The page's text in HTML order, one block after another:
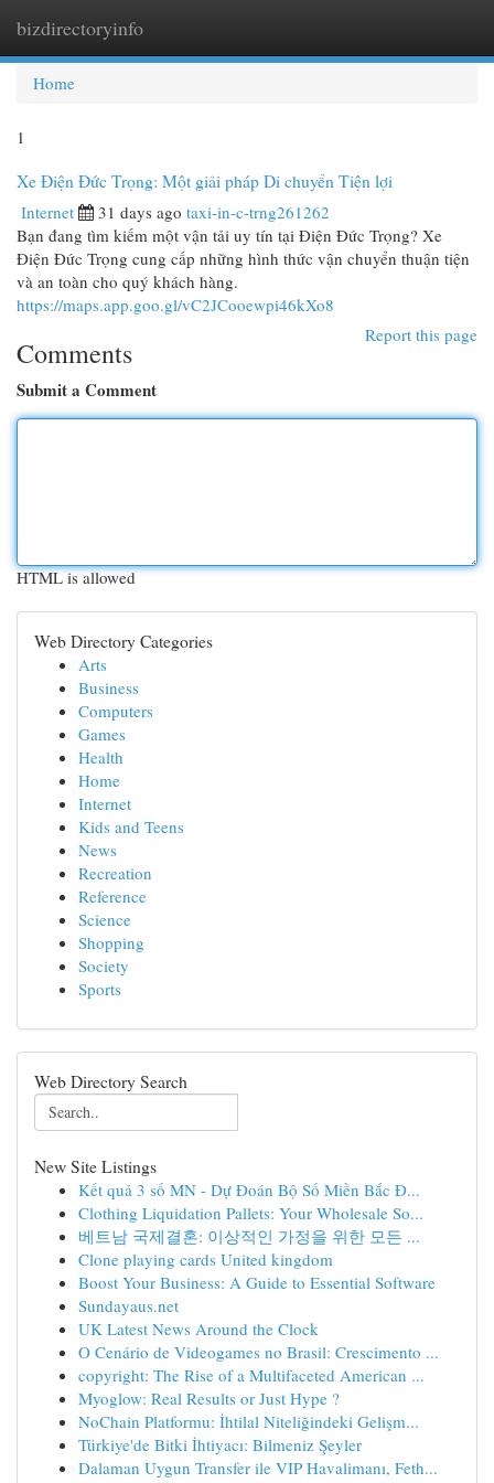
bizdirectoryinfo
Home
1
Xe Điện Đức Trọng: Một giải pháp Di chuyển Tiện lợi
Internet 31 days ago taxi-in-c-trng261262
Bạn đang tìm kiếm một vận tải uy tín tại Điện Đức Trọng? Xe
Điện Đức Trọng cung cấp những hình thức vận chuyển thuận tiện
và an toàn cho quý khách hàng.
https://maps.app.goo.gl/vC2JCooewpi46kXo8
Report this page
Comments
Submit a Comment
HTML is allowed
Web Directory Categories
Arts
Business
Computers
Games
Health
Home
Internet
Kids and Teens
News
Recreation
Reference
Science
Shopping
Society
Sports
Web Directory Search
New Site Listings
Kết quả 3 số MN - Dự Đoán Bộ Số Miền Bắc Đ...
Clothing Liquidation Pallets: Your Wholesale So...
베트남 국제결혼: 이상적인 가정을 위한 모든 ...
Clone playing cards United kingdom
Boost Your Business: A Guide to Essential Software
Sundayaus.net
UK Latest News Around the Clock
O Cenário de Videogames no Brasil: Crescimento ...
copyright: The Rise of a Multifaceted American ...
Myoglow: Real Results or Just Hype ?
NoChain Platformu: İhtilal Niteliğindeki Gelişm...
Türkiye'de Bitki İhtiyacı: Bilmeniz Şeyler
Dalaman Uygun Transfer ile VIP Havalimanı, Feth...